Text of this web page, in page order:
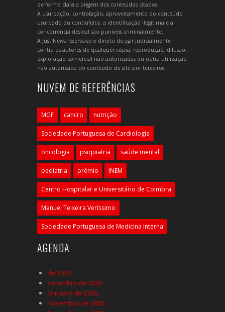
de forma clara a origem dos conteúdos citados.
A usurpação, contrafação, aproveitamento do conteúdo
usurpado ou contrafeito, a identificação ilegítima e a
concorrência desleal são puníveis criminalmente.
A Just News reserva-se o direito de agir judicialmente
contra os autores de qualquer cópia, reprodução, difusão,
exploração comercial não autorizadas ou outra utilização
não autorizada do conteúdo do site por terceiros.
NUVEM DE REFERÊNCIAS
MGF cancro nutrição
Sociedade Portuguesa de Cardiologia
oncologia psiquiatria saúde mental
pediatria prémio INEM
Centro Hospitalar e Universitário de Coimbra
Manuel Teixeira Veríssimo
Sociedade Portuguesa de Medicina Interna
AGENDA
de 2026
Setembro de 2026
Outubro de 2026
Novembro de 2026